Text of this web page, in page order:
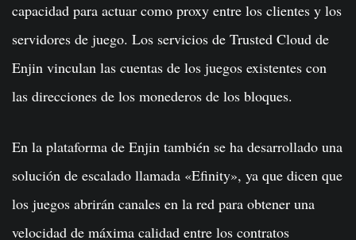
capacidad para actuar como proxy entre los clientes y los
servidores de juego. Los servicios de Trusted Cloud de
Enjin vinculan las cuentas de los juegos existentes con
las direcciones de los monederos de los bloques.
En la plataforma de Enjin también se ha desarrollado una
solución de escalado llamada «Efinity», ya que dicen que
los juegos abrirán canales en la red para obtener una
velocidad de máxima calidad entre los contratos